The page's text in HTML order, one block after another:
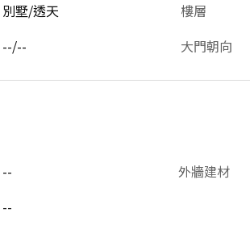
別墅/透天 樓層
--/-- 大門朝向
-- 外牆建材
--